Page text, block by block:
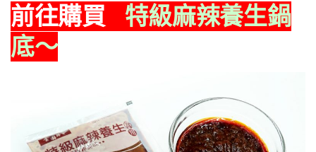
前往購買 特級麻辣養生鍋
底～